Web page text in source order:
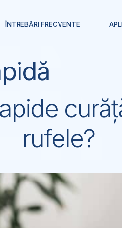
ÎNTREBĂRI FRECVENTE
rufele?